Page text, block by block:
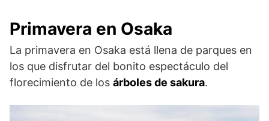
Primavera en Osaka
La primavera en Osaka está llena de parques en
los que disfrutar del bonito espectáculo del
florecimiento de los árboles de sakura.